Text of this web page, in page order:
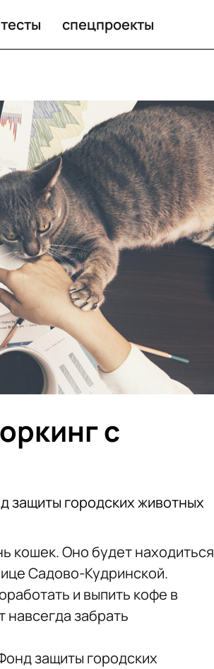
тесты спецпроекты
с
защиты городских животных
кошек. Оно будет находиться
Садово-Кудринской.
и выпить кофе в
забрать
защиты городских